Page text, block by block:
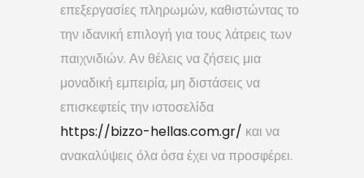
επεξεργασίες πληρωμών, καθιστώντας το
την ιδανική επιλογή για τους λάτρεις των
παιχνιδιών. Αν θέλεις να ζήσεις μια
μοναδική εμπειρία, μη διστάσεις να
επισκεφτείς την ιστοσελίδα
https://bizzo-hellas.com.gr/ και να
ανακαλύψεις όλα όσα έχει να προσφέρει.